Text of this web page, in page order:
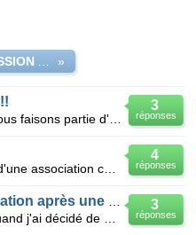
»
3
réponses
4
réponses
3
réponses